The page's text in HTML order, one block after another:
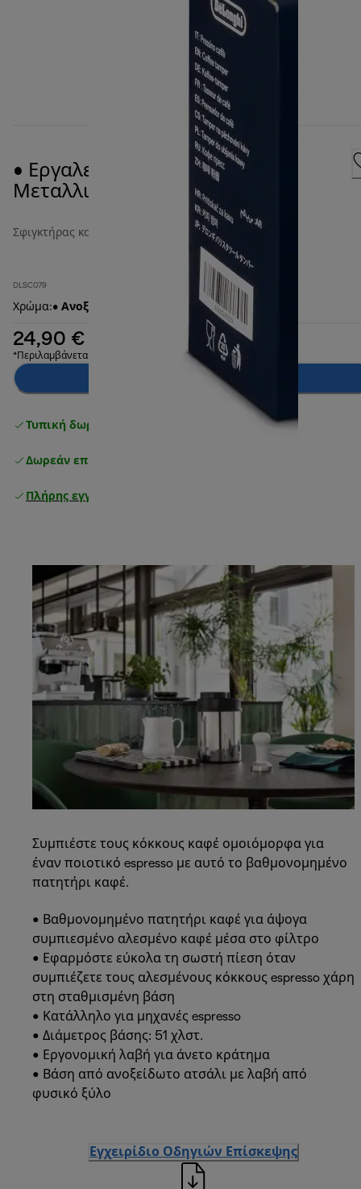
• Εργαλείο συμπίεσης καφέ -
Μεταλλικό
Σφιγκτήρας καφέ και συρτάρι αλεσμάτων
DLSC079
Χρώμα:• Ανοξείδωτος χάλυβας / ασήμι
24,90 €
*Περιλαμβάνεται ΦΠΑ
Προσθήκη στο καλάθι
Τυπική δωρεάν παράδοση
Δωρεάν επιστροφές
Πλήρης εγγύηση κατασκευαστή
Συμπιέστε τους κόκκους καφέ ομοιόμορφα για
έναν ποιοτικό espresso με αυτό το βαθμονομημένο
πατητήρι καφέ.
• Βαθμονομημένο πατητήρι καφέ για άψογα
συμπιεσμένο αλεσμένο καφέ μέσα στο φίλτρο
• Εφαρμόστε εύκολα τη σωστή πίεση όταν
συμπιέζετε τους αλεσμένους κόκκους espresso χάρη
στη σταθμισμένη βάση
• Κατάλληλο για μηχανές espresso
• Διάμετρος βάσης: 51 χλστ.
• Εργονομική λαβή για άνετο κράτημα
• Βάση από ανοξείδωτο ατσάλι με λαβή από
φυσικό ξύλο
Εγχειρίδιο Οδηγιών Επίσκεψης